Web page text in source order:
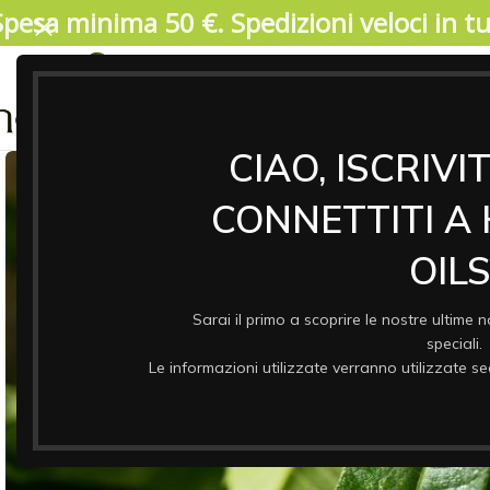
CIAO,
CONNETTITI A
Sarai il primo a scoprire le nostre ultime
speciali.
Le informazioni utilizzate verranno utilizzate
04/08/2026. IMPORTANTE, SI PREGA DI
17 agosto. Durante il periodo di chiusura il
riprenderanno a partire da lunedi 17/08.
minima 50 €. Spedizioni veloci in